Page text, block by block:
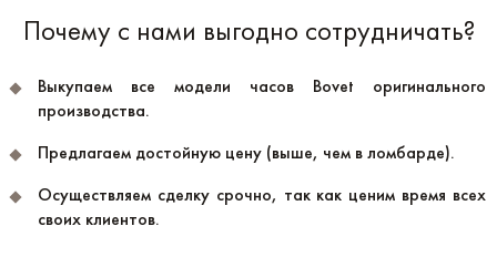
Почему с нами выгодно сотрудничать?
Выкупаем все модели часов Bovet оригинального
производства.
Предлагаем достойную цену (выше, чем в ломбарде).
Осуществляем сделку срочно, так как ценим время всех
своих клиентов.